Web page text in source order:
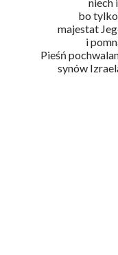
bo tylko
majestat
i
Pieśń
synów